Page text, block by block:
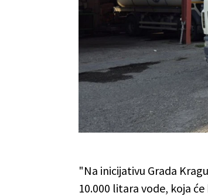
"Na inicijativu Grada
10.000 litara vode, koja